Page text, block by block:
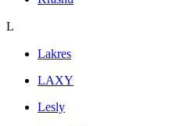
L
Lakres
LAXY
Lesly